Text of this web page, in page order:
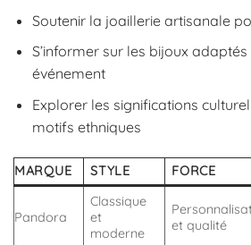
Soutenir la joaillerie artisanale
S’informer sur les bijoux
événement
Explorer les significations
motifs ethniques
MARQUE STYLE FORCE
Pandora
Classique
et
moderne
et qualité